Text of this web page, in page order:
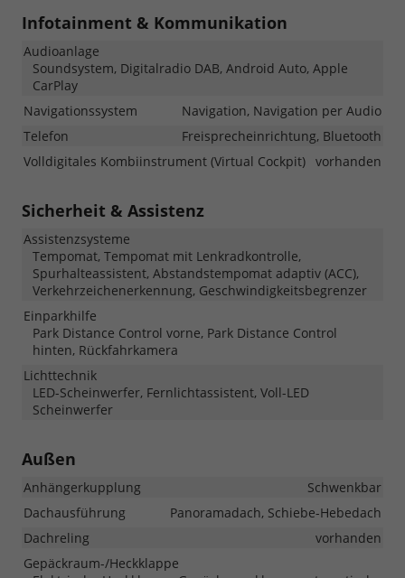
Infotainment & Kommunikation
Audioanlage
Soundsystem, Digitalradio DAB, Android Auto, Apple
CarPlay
Navigationssystem
Navigation, Navigation per Audio
Telefon
Freisprecheinrichtung, Bluetooth
Volldigitales Kombiinstrument (Virtual Cockpit) vorhanden
Sicherheit & Assistenz
Assistenzsysteme
Tempomat, Tempomat mit Lenkradkontrolle,
Spurhalteassistent, Abstandstempomat adaptiv (ACC),
Verkehrzeichenerkennung, Geschwindigkeitsbegrenzer
Einparkhilfe
Park Distance Control vorne, Park Distance Control
hinten, Rückfahrkamera
Lichttechnik
LED-Scheinwerfer, Fernlichtassistent, Voll-LED
Scheinwerfer
Außen
Anhängerkupplung
Schwenkbar
Dachausführung
Panoramadach, Schiebe-Hebedach
Dachreling
vorhanden
Gepäckraum-/Heckklappe